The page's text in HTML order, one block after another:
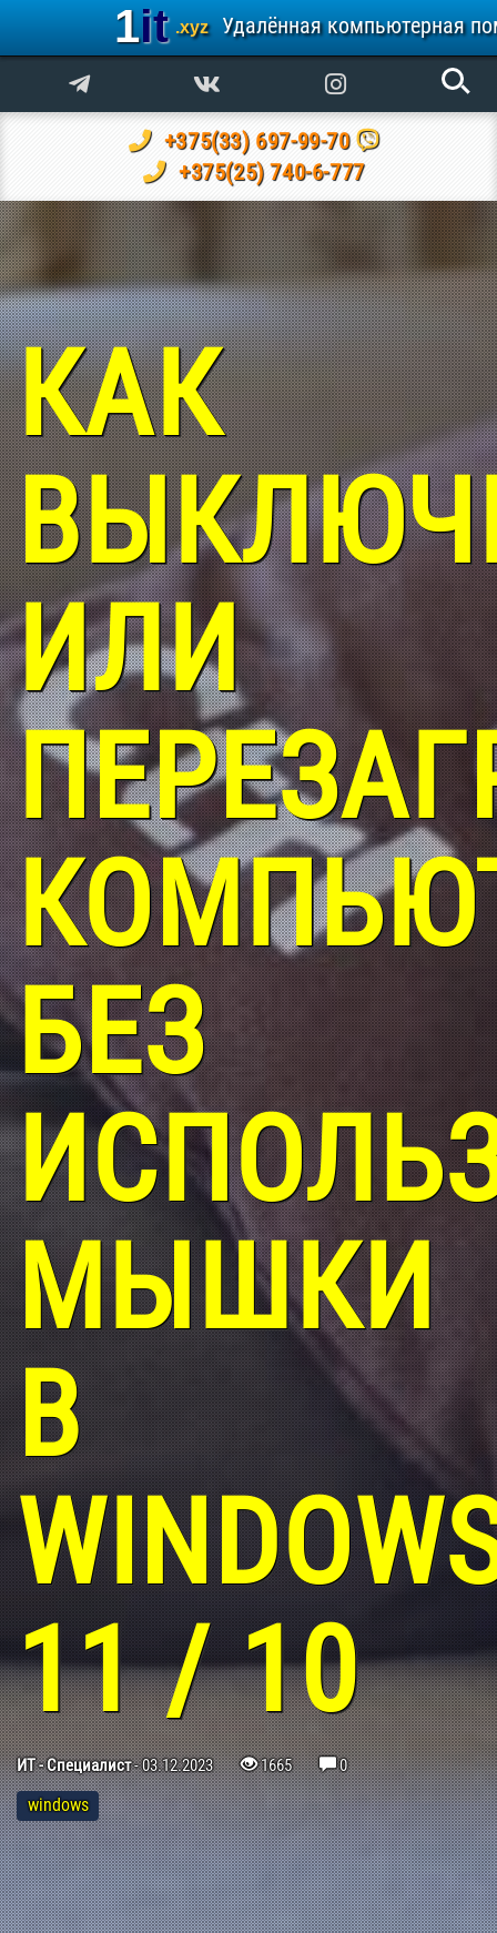
1it .xyz Удалённая компьютерная
+375(33) 697-99-70
+375(25) 740-6-777
КАК
ИЛИ
БЕЗ
МЫШКИ
В
11 / 10
ИТ - Специалист-03.12.2023 1665 0
windows